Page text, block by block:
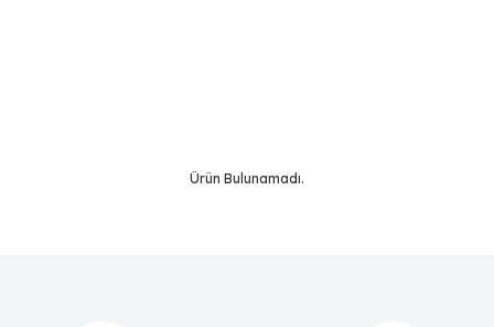
Ürün Bulunamadı.